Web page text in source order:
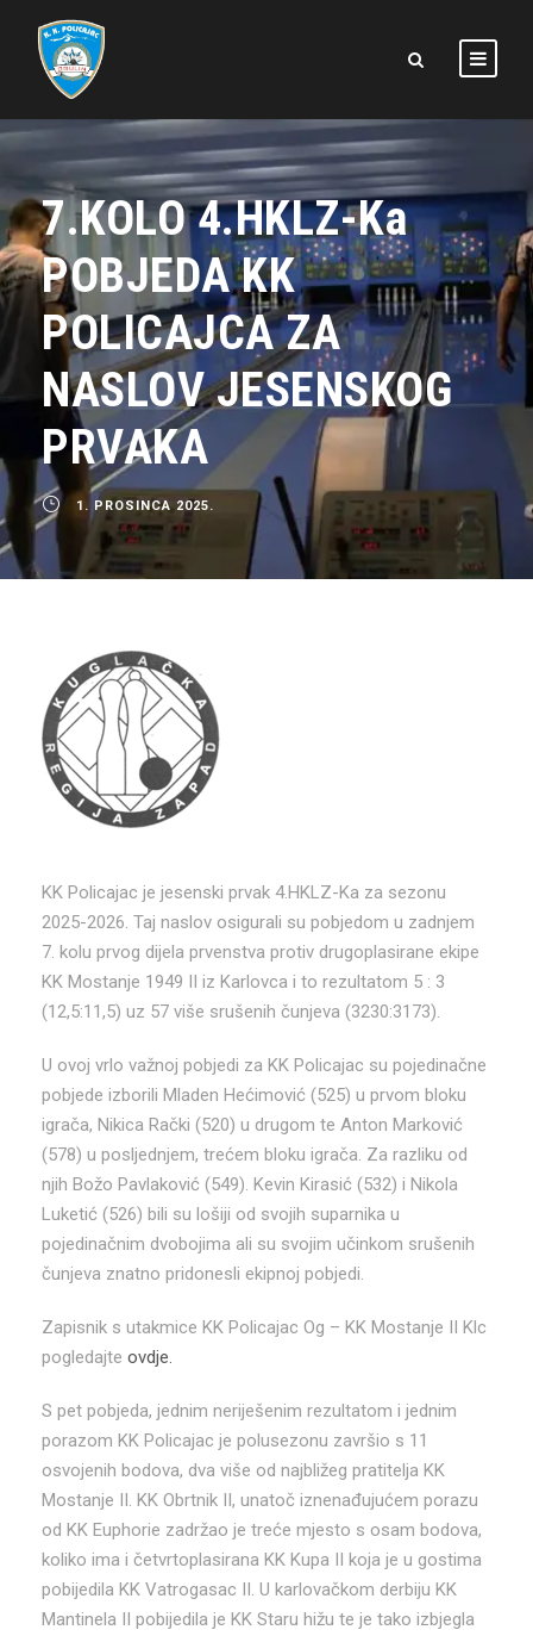
7.KOLO 4.HKLZ-Ka
POBJEDA KK
POLICAJCA ZA
NASLOV JESENSKOG
PRVAKA
1. PROSINCA 2025.
KK Policajac je jesenski prvak 4.HKLZ-Ka za sezonu
2025-2026. Taj naslov osigurali su pobjedom u zadnjem
7. kolu prvog dijela prvenstva protiv drugoplasirane ekipe
KK Mostanje 1949 II iz Karlovca i to rezultatom 5 : 3
(12,5:11,5) uz 57 više srušenih čunjeva (3230:3173).
U ovoj vrlo važnoj pobjedi za KK Policajac su pojedinačne
pobjede izborili Mladen Hećimović (525) u prvom bloku
igrača, Nikica Rački (520) u drugom te Anton Marković
(578) u posljednjem, trećem bloku igrača. Za razliku od
njih Božo Pavlaković (549). Kevin Kirasić (532) i Nikola
Luketić (526) bili su lošiji od svojih suparnika u
pojedinačnim dvobojima ali su svojim učinkom srušenih
čunjeva znatno pridonesli ekipnoj pobjedi.
Zapisnik s utakmice KK Policajac Og – KK Mostanje II Klc
pogledajte ovdje.
S pet pobjeda, jednim neriješenim rezultatom i jednim
porazom KK Policajac je polusezonu završio s 11
osvojenih bodova, dva više od najbližeg pratitelja KK
Mostanje II. KK Obrtnik II, unatoč iznenađujućem porazu
od KK Euphorie zadržao je treće mjesto s osam bodova,
koliko ima i četvrtoplasirana KK Kupa II koja je u gostima
pobijedila KK Vatrogasac II. U karlovačkom derbiju KK
Mantinela II pobijedila je KK Staru hižu te je tako izbjegla